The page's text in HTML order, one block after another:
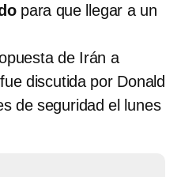
para que llegar a un
de Irán a
discutida por Donald
de seguridad el lunes